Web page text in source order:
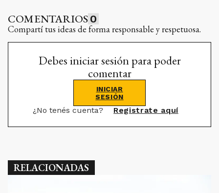
COMENTARIOS 0
Compartí tus ideas de forma responsable y respetuosa.
Debes iniciar sesión para poder
comentar
INICIAR
SESIÓN
¿No tenés cuenta? Registrate aquí
RELACIONADAS